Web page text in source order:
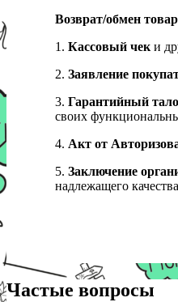
Возврат/обмен
1. Кассовый чек и
2. Заявление
3. Гарантийный
своих
4. Акт от
5. Заключение
надлежащего
Частые вопросы